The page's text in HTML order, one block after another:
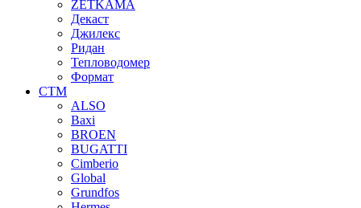
ZETKAMA
Декаст
Джилекс
Ридан
Тепловодомер
Формат
СТМ
ALSO
Baxi
BROEN
BUGATTI
Cimberio
Global
Grundfos